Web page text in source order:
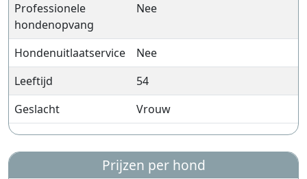
Professionele
hondenopvang
Nee
Hondenuitlaatservice
Nee
Leeftijd
54
Geslacht
Vrouw
Prijzen per hond